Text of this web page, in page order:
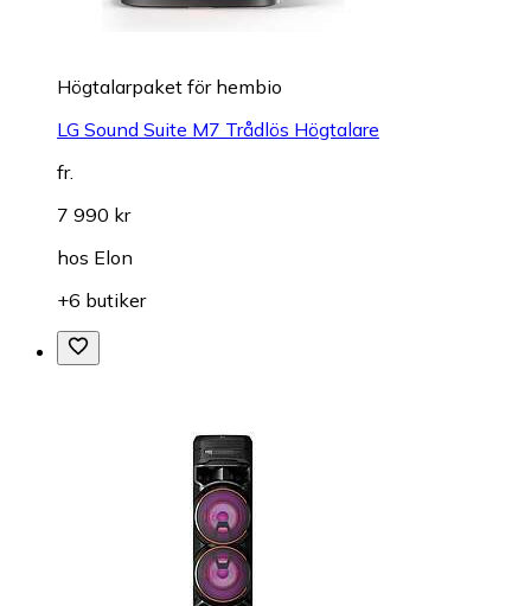
Högtalarpaket för hembio
LG Sound Suite M7 Trådlös Högtalare
fr.
7 990 kr
hos Elon
+6 butiker